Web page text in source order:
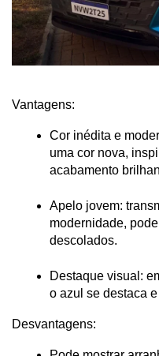
Vantagens:
Cor inédita e
uma cor nova,
acabamento
Apelo jovem:
modernidade,
descolados.
Destaque visual:
o azul se destaca
Desvantagens: